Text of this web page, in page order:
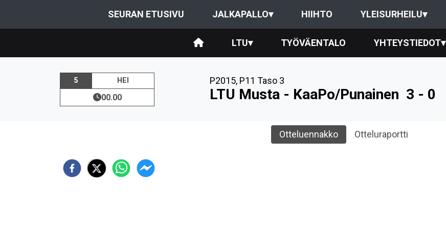
SEURAN ETUSIVU JALKAPALLO▾ HIIHTO YLEISURHEILU▾
LTU▾ TYÖVÄENTALO YHTEYSTIEDOT▾
5 HEI
00.00
P2015, P11 Taso 3
LTU Musta - KaaPo/Punainen 3 - 0
Otteluennakko Otteluraportti